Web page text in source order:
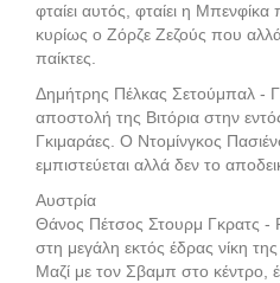
φταίει αυτός, φταίει η
κυρίως ο Ζόρζε Ζεζούς που
παίκτες.
Δημήτρης Πέλκας Σετούμπαλ -
αποστολή της Βιτόρια στην
Γκιμαράες. Ο Ντομίνγκος
εμπιστεύεται αλλά δεν το
Αυστρία
Θάνος Πέτσος Στουρμ Γκρατς -
στη μεγάλη εκτός έδρας νίκη
Μαζί με τον Σβαμπ στο κέντρο,